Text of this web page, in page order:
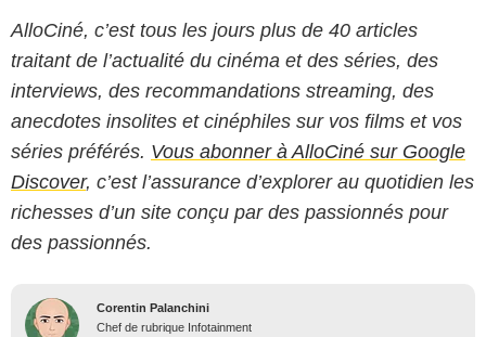
AlloCiné, c’est tous les jours plus de 40 articles
traitant de l’actualité du cinéma et des séries, des
interviews, des recommandations streaming, des
anecdotes insolites et cinéphiles sur vos films et vos
séries préférés. Vous abonner à AlloCiné sur Google
Discover, c’est l’assurance d’explorer au quotidien les
richesses d’un site conçu par des passionnés pour
des passionnés.
Corentin Palanchini
Chef de rubrique Infotainment